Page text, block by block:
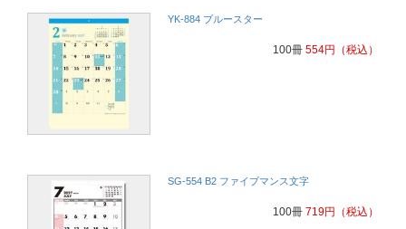
YK-884 ブルースター
100冊 554円 （税込）
SG-554 B2 ファイブマンス文字
100冊 719円 （税込）